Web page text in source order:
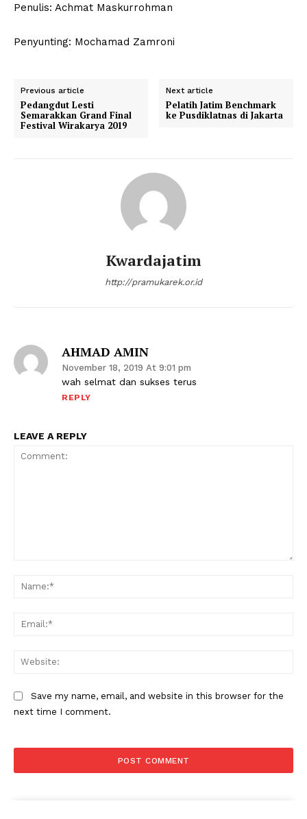
Penulis: Achmat Maskurrohman
Penyunting: Mochamad Zamroni
Previous article
Pedangdut Lesti
Semarakkan Grand Final
Festival Wirakarya 2019
Next article
Pelatih Jatim Benchmark
ke Pusdiklatnas di Jakarta
Kwardajatim
http://pramukarek.or.id
AHMAD AMIN
November 18, 2019 At 9:01 pm
wah selmat dan sukses terus
REPLY
LEAVE A REPLY
Save my name, email, and website in this browser for the
next time I comment.